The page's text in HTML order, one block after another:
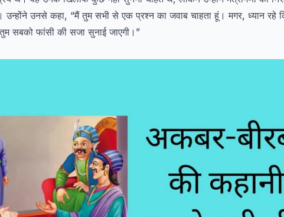
उन्होंने उनसे कहा, “मैं तुम सभी से एक प्रश्न का जवाब चाहता हूं। मगर, ध्यान रहे
सबको फांसी की सजा सुनाई जाएगी।”